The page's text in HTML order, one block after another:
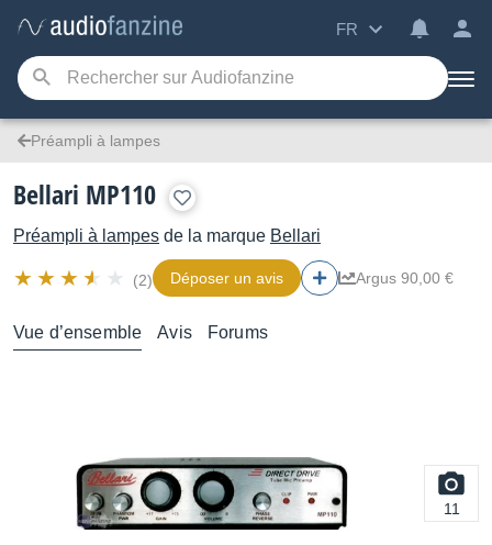
FR
Préampli à lampes
Bellari MP110
Préampli à lampes de la marque Bellari
(2) Déposer un avis Argus 90,00 €
Vue d’ensemble Avis Forums
11